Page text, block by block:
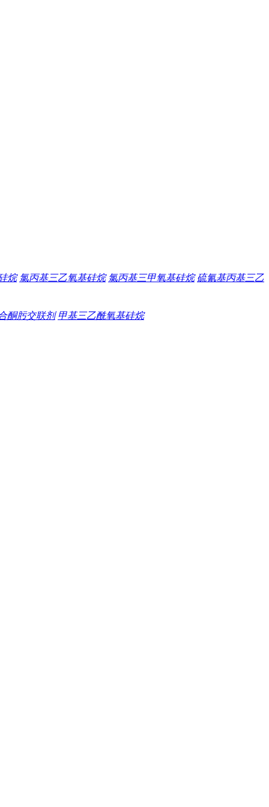
烷 氯丙基三乙氧基硅烷 氯丙基三甲氧基硅烷 硫氰基丙基三乙
酮肟交联剂 甲基三乙酰氧基硅烷